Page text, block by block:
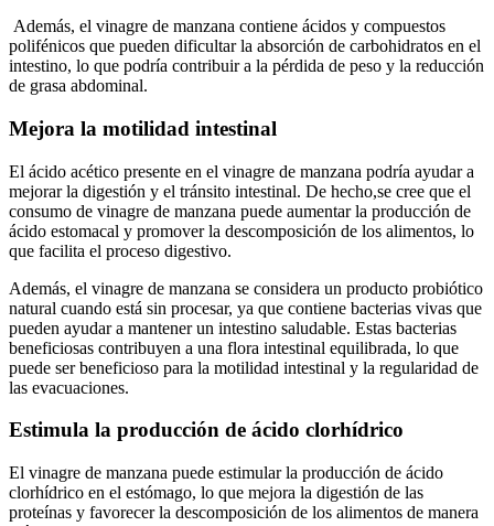
Además, el vinagre de manzana contiene ácidos y compuestos
polifénicos que pueden dificultar la absorción de carbohidratos en el
intestino, lo que podría contribuir a la pérdida de peso y la reducción
de grasa abdominal.
Mejora la motilidad intestinal
El ácido acético presente en el vinagre de manzana podría ayudar a
mejorar la digestión y el tránsito intestinal. De hecho,se cree que el
consumo de vinagre de manzana puede aumentar la producción de
ácido estomacal y promover la descomposición de los alimentos, lo
que facilita el proceso digestivo.
Además, el vinagre de manzana se considera un producto probiótico
natural cuando está sin procesar, ya que contiene bacterias vivas que
pueden ayudar a mantener un intestino saludable. Estas bacterias
beneficiosas contribuyen a una flora intestinal equilibrada, lo que
puede ser beneficioso para la motilidad intestinal y la regularidad de
las evacuaciones.
Estimula la producción de ácido clorhídrico
El vinagre de manzana puede estimular la producción de ácido
clorhídrico en el estómago, lo que mejora la digestión de las
proteínas y favorecer la descomposición de los alimentos de manera